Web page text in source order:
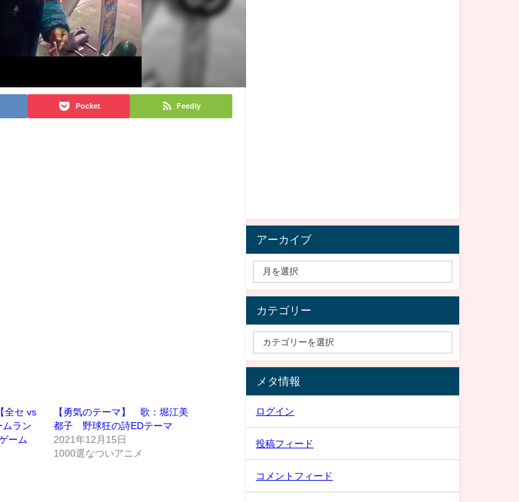
Pocket Feedly
全セ vs
ムラン
ーム
【勇気のテーマ】 歌：堀江美
都子 野球狂の詩EDテーマ
2021年12月15日
1000選なついアニメ
アーカイブ
カテゴリー
メタ情報
ログイン
投稿フィード
コメントフィード